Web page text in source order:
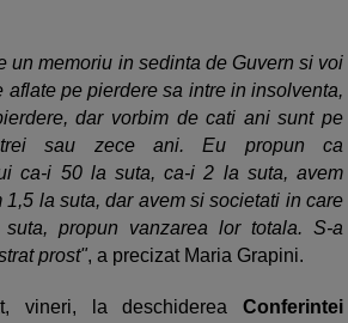
un memoriu in sedinta de Guvern si voi
aflate pe pierdere sa intre in insolventa,
dar vorbim de cati ani sunt pe
sau zece ani. Eu propun ca
ca-i 50 la suta, ca-i 2 la suta, avem
la suta, dar avem si societati in care
propun vanzarea lor totala. S-a
prost", a precizat Maria Grapini.
vineri, la deschiderea Conferintei